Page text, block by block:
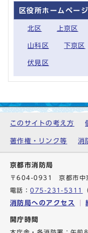
区役所ホームページ
北区 上京区
山科区 下京区
伏見区
このサイトの考え方
著作権・リンク等 消
京都市消防局
〒604-0931 京都市中
電話：075-231-5311
消防局へのアクセス
開庁時間